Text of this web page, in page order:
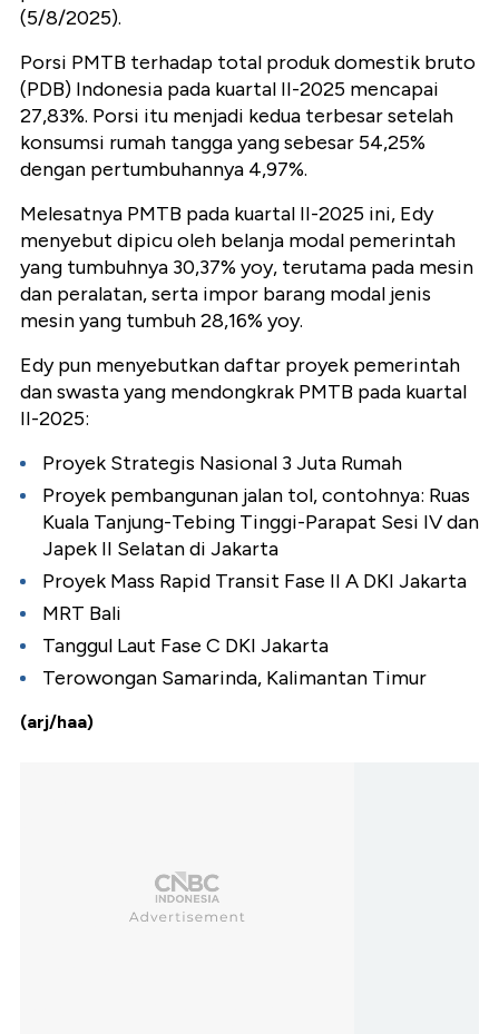
(5/8/2025).
Porsi PMTB terhadap total produk domestik bruto
(PDB) Indonesia pada kuartal II-2025 mencapai
27,83%. Porsi itu menjadi kedua terbesar setelah
konsumsi rumah tangga yang sebesar 54,25%
dengan pertumbuhannya 4,97%.
Melesatnya PMTB pada kuartal II-2025 ini, Edy
menyebut dipicu oleh belanja modal pemerintah
yang tumbuhnya 30,37% yoy, terutama pada mesin
dan peralatan, serta impor barang modal jenis
mesin yang tumbuh 28,16% yoy.
Edy pun menyebutkan daftar proyek pemerintah
dan swasta yang mendongkrak PMTB pada kuartal
II-2025:
Proyek Strategis Nasional 3 Juta Rumah
Proyek pembangunan jalan tol, contohnya: Ruas
Kuala Tanjung-Tebing Tinggi-Parapat Sesi IV dan
Japek II Selatan di Jakarta
Proyek Mass Rapid Transit Fase II A DKI Jakarta
MRT Bali
Tanggul Laut Fase C DKI Jakarta
Terowongan Samarinda, Kalimantan Timur
(arj/haa)